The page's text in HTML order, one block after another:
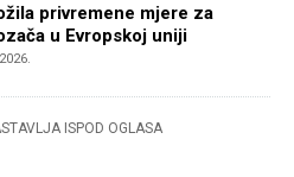
privremene mjere za
u Evropskoj uniji
ISPOD OGLASA